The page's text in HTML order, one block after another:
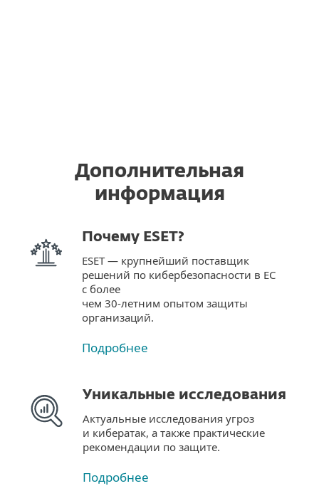
Дополнительная
информация
Почему ESET?
ESET — крупнейший поставщик
решений по кибербезопасности в ЕС
с более
чем 30-летним опытом защиты
организаций.
Подробнее
Уникальные исследования
Актуальные исследования угроз
и кибератак, а также практические
рекомендации по защите.
Подробнее